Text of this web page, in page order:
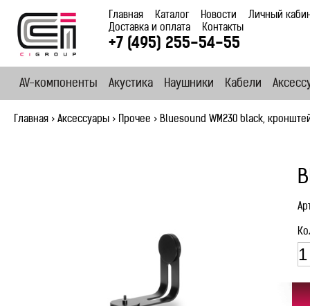
Главная Каталог Новости
Личный
Доставка и оплата
Контакты
+7 (495) 255-54-55
AV-компоненты Акустика Наушники Кабели
Главная > Аксессуары > Прочее > Bluesound WM230 black,